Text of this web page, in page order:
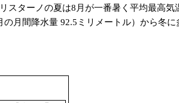
ターノの夏は8月が一番暑く平均最高
月間降水量 92.5ミリメートル）から冬